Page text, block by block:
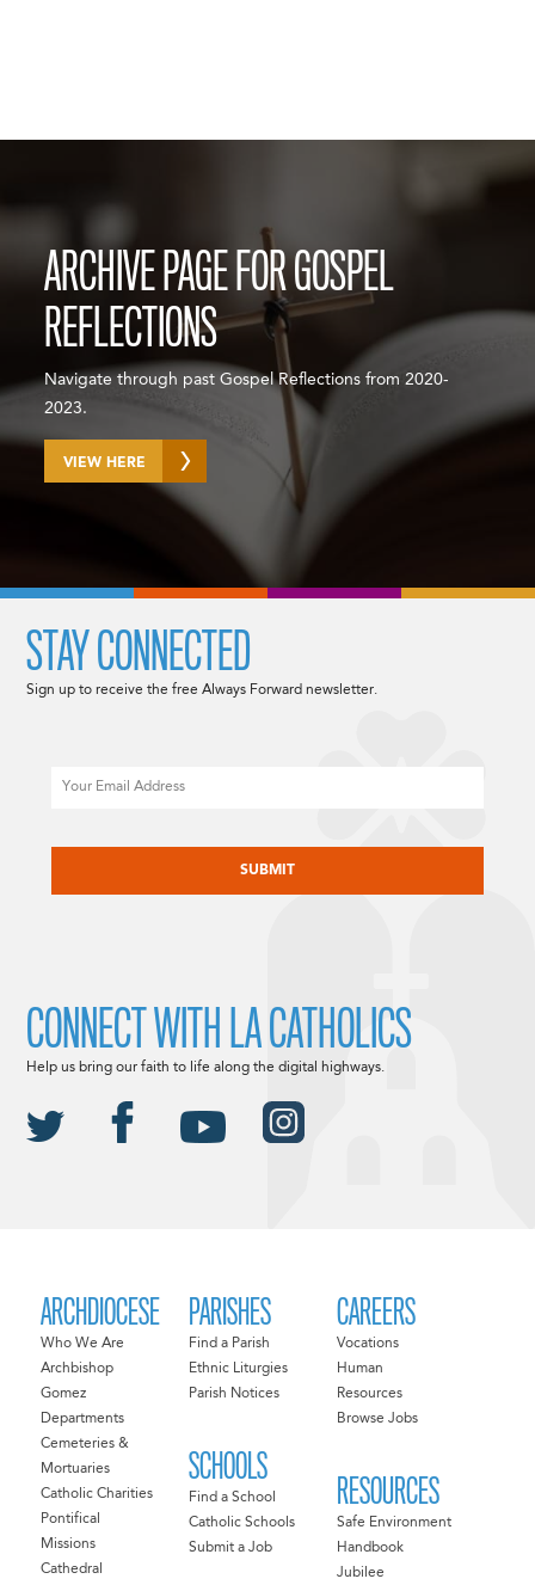
ARCHIVE PAGE FOR GOSPEL
REFLECTIONS
Navigate through past Gospel Reflections from 2020-
2023.
VIEW HERE
ARCHDIOCESE
Who We Are
Archbishop
Gomez
Departments
Cemeteries &
Mortuaries
Catholic Charities
Pontifical
Missions
Cathedral
PARISHES
Find a Parish
Ethnic Liturgies
Parish Notices
SCHOOLS
Find a School
Catholic Schools
Submit a Job
CAREERS
Vocations
Human
Resources
Browse Jobs
RESOURCES
Safe Environment
Handbook
Jubilee
STAY CONNECTED
Sign up to receive the free Always Forward newsletter.
CONNECT WITH LA CATHOLICS
Help us bring our faith to life along the digital highways.